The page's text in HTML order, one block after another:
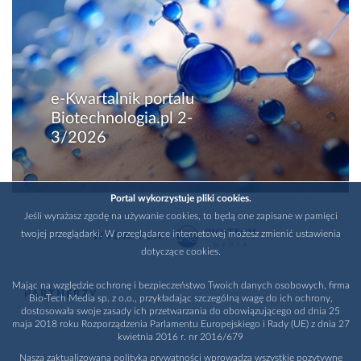
e-Kwartalnik portalu
Biotechnologia.pl 2-
3/2026
WYDAWCA
PARTNERZY
Portal wykorzystuje pliki cookies.
Jeśli wyrażasz zgodę na używanie cookies, to będą one zapisane w pamięci
twojej przeglądarki. W przeglądarce internetowej możesz zmienić ustawienia
dotyczące cookies.
Mając na względzie ochronę i bezpieczeństwo Twoich danych osobowych, firma
Bio-Tech Media sp. z o.o., przykładając szczególną wagę do ich ochrony,
dostosowała swoje zasady ich przetwarzania do obowiązującego od dnia 25
maja 2018 roku Rozporządzenia Parlamentu Europejskiego i Rady (UE) z dnia 27
kwietnia 2016 r. nr 2016/679
Nasza zaktualizowana polityka prywatności wprowadza wszystkie pozytywne